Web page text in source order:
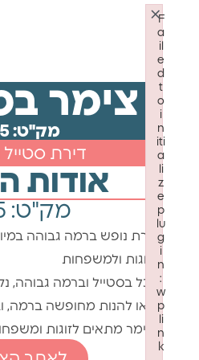
צימר
מק"ט: 345
דירת סטייל
אודות
מק"ט: 345
דירת נופש ברמה גבוהה
לזוגות ולמשפחות
הכל בסטייל וברמה גבוהה,
בואו להנות מחופשה ברמה,
הצימר מתאים לזוגות ומשפחות עד 6
F
a
il
e
d
t
o
i
n
iti
a
li
z
e
p
lu
g
i
n
:
w
p
li
n
k
×